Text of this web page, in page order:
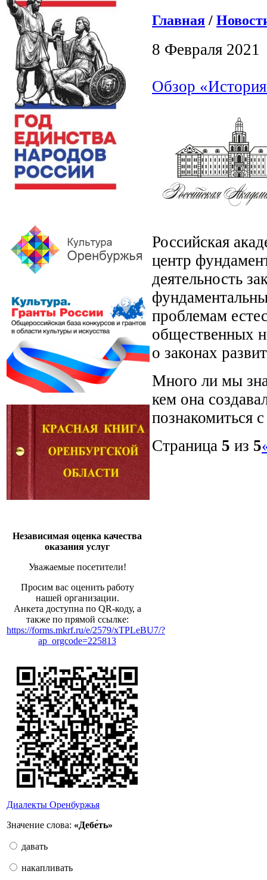
Независимая оценка качества
оказания услуг
Уважаемые посетители!
Просим вас оценить работу
нашей организации.
Анкета доступна по QR-коду, а
также по прямой ссылке:
https://forms.mkrf.ru/e/2579/xTPLeBU7/?
ap_orgcode=225813
Диалекты Оренбуржья
Значение слова: «Дебе́ть»
давать
накапливать
Главная /
8 Февраля 2021
Обзор
Российская
центр
деятельность
проблемам
общественных
о законах
Много ли мы
кем она
познакомиться
Страница 5 из 5